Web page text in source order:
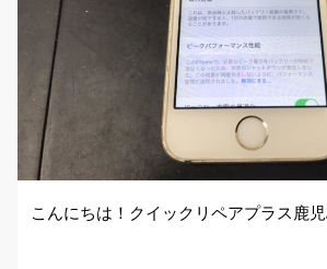
こんにちは！クイックリペアプラス鹿